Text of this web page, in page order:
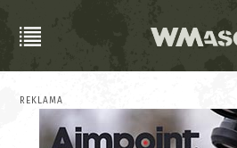
REKLAMA